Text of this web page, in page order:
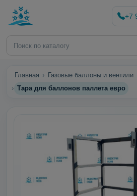
+7
Главная
Газовые баллоны и вентили
Тара для баллонов паллета евро